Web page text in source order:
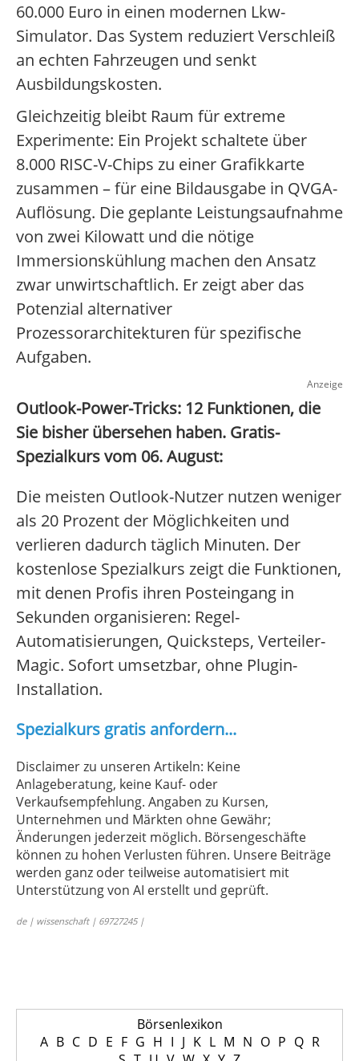
60.000 Euro in einen modernen Lkw-
Simulator. Das System reduziert Verschleiß
an echten Fahrzeugen und senkt
Ausbildungskosten.
Gleichzeitig bleibt Raum für extreme
Experimente: Ein Projekt schaltete über
8.000 RISC-V-Chips zu einer Grafikkarte
zusammen – für eine Bildausgabe in QVGA-
Auflösung. Die geplante Leistungsaufnahme
von zwei Kilowatt und die nötige
Immersionskühlung machen den Ansatz
zwar unwirtschaftlich. Er zeigt aber das
Potenzial alternativer
Prozessorarchitekturen für spezifische
Aufgaben.
Anzeige
Outlook-Power-Tricks: 12 Funktionen, die
Sie bisher übersehen haben. Gratis-
Spezialkurs vom 06. August:
Die meisten Outlook-Nutzer nutzen weniger
als 20 Prozent der Möglichkeiten und
verlieren dadurch täglich Minuten. Der
kostenlose Spezialkurs zeigt die Funktionen,
mit denen Profis ihren Posteingang in
Sekunden organisieren: Regel-
Automatisierungen, Quicksteps, Verteiler-
Magic. Sofort umsetzbar, ohne Plugin-
Installation.
Spezialkurs gratis anfordern...
Disclaimer zu unseren Artikeln: Keine
Anlageberatung, keine Kauf- oder
Verkaufsempfehlung. Angaben zu Kursen,
Unternehmen und Märkten ohne Gewähr;
Änderungen jederzeit möglich. Börsengeschäfte
können zu hohen Verlusten führen. Unsere Beiträge
werden ganz oder teilweise automatisiert mit
Unterstützung von AI erstellt und geprüft.
de | wissenschaft | 69727245 |
Börsenlexikon
A B C D E F G H I J K L M N O P Q R